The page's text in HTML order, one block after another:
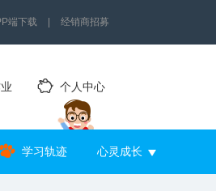
端下载 经销商招募
个人中心
学习轨迹 心灵成长